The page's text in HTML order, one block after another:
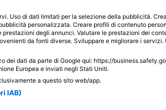
riforniscono questo sito
Uso di dati limitati per la selezione della pubblicità.
personalizzata. Creare profili di contenuto
degli annunci. Valutare le prestazioni dei
da fonti diverse. Sviluppare e migliorare i servizi.
dei dati da parte di Google qui: https://
Europea e inviati negli Stati Uniti.
a questo sito web/app.
IAB)